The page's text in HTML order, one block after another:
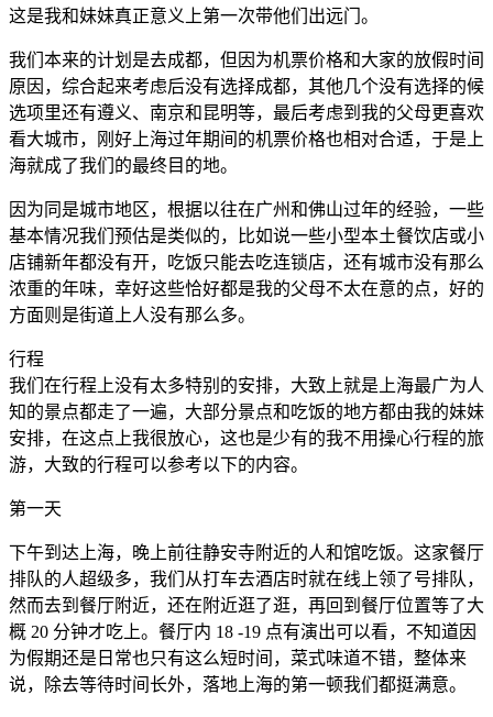
这是我和妹妹真正意义上第一次带他们出远门。
我们本来的计划是去成都，但因为机票价格和大家的放假时间
原因，综合起来考虑后没有选择成都，其他几个没有选择的候
选项里还有遵义、南京和昆明等，最后考虑到我的父母更喜欢
看大城市，刚好上海过年期间的机票价格也相对合适，于是上
海就成了我们的最终目的地。
因为同是城市地区，根据以往在广州和佛山过年的经验，一些
基本情况我们预估是类似的，比如说一些小型本土餐饮店或小
店铺新年都没有开，吃饭只能去吃连锁店，还有城市没有那么
浓重的年味，幸好这些恰好都是我的父母不太在意的点，好的
方面则是街道上人没有那么多。
行程
我们在行程上没有太多特别的安排，大致上就是上海最广为人
知的景点都走了一遍，大部分景点和吃饭的地方都由我的妹妹
安排，在这点上我很放心，这也是少有的我不用操心行程的旅
游，大致的行程可以参考以下的内容。
第一天
下午到达上海，晚上前往静安寺附近的人和馆吃饭。这家餐厅
排队的人超级多，我们从打车去酒店时就在线上领了号排队，
然而去到餐厅附近，还在附近逛了逛，再回到餐厅位置等了大
概 20 分钟才吃上。餐厅内 18 -19 点有演出可以看，不知道因
为假期还是日常也只有这么短时间，菜式味道不错，整体来
说，除去等待时间长外，落地上海的第一顿我们都挺满意。